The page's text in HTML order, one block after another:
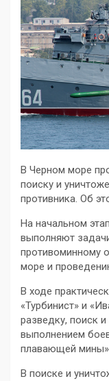
В Черном море
поиску и
противника. Об
На начальном
выполняют
противоминному
море и
В ходе
«Турбинист» и
разведку, поиск
выполнением
плавающей
В поиске и